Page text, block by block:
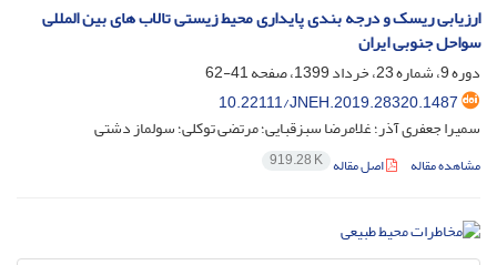
ارزیابی ریسک و درجه بندی پایداری محیط زیستی تالاب های بین المللی
سواحل جنوبی ایران
دوره 9، شماره 23، خرداد 1399، صفحه
41-62
10.22111/JNEH.2019.28320.1487
سمیرا جعفری آذر؛ غلامرضا سبزقبایی؛ مرتضی توکلی؛ سولماز دشتی
مشاهده مقاله اصل مقاله 919.28 K